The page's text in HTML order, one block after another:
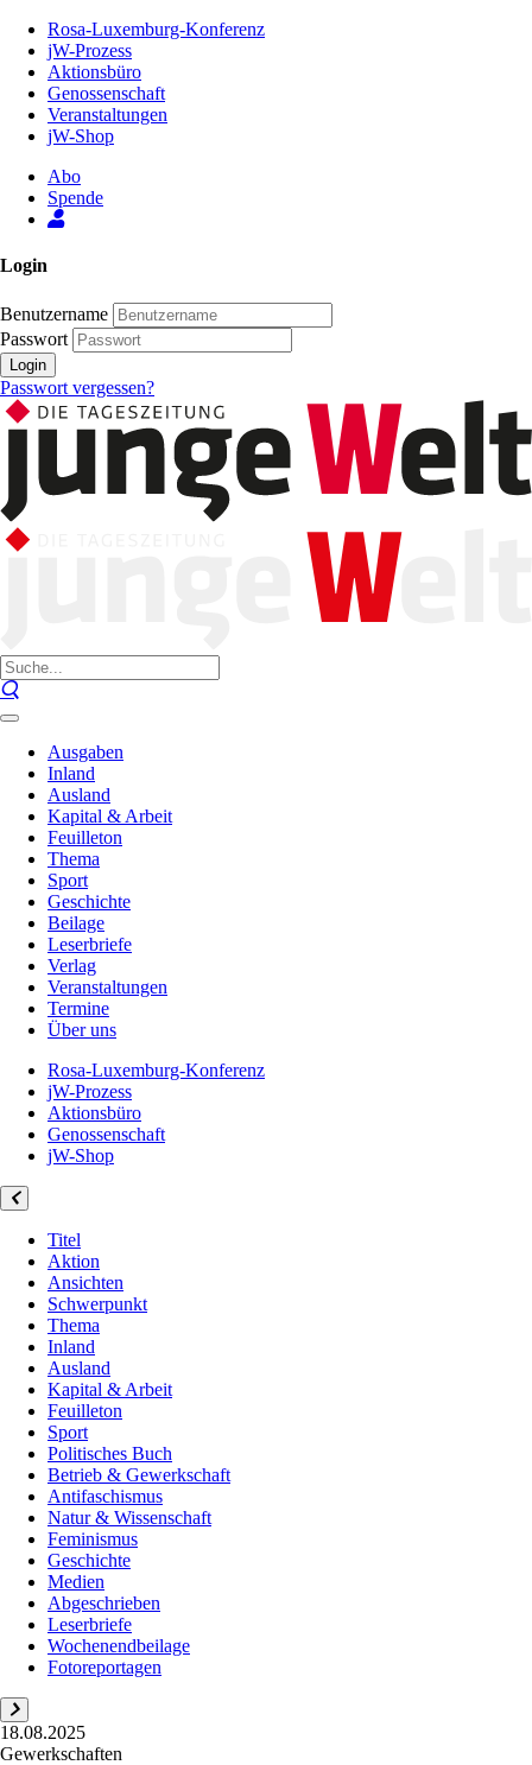
Inhalt
Seite
Rosa-Luxemburg-Konferenz
jW-Prozess
Aktionsbüro
Genossenschaft
Veranstaltungen
jW-Shop
Abo
Spende
Login
Benutzername
Passwort
Login
Passwort vergessen?
Ausgaben
Inland
Ausland
Kapital & Arbeit
Feuilleton
Thema
Sport
Geschichte
Beilage
Leserbriefe
Verlag
Veranstaltungen
Termine
Über uns
Rosa-Luxemburg-Konferenz
jW-Prozess
Aktionsbüro
Genossenschaft
jW-Shop
Titel
Aktion
Ansichten
Schwerpunkt
Thema
Inland
Ausland
Kapital & Arbeit
Feuilleton
Sport
Politisches Buch
Betrieb & Gewerkschaft
Antifaschismus
Natur & Wissenschaft
Feminismus
Geschichte
Medien
Abgeschrieben
Leserbriefe
Wochenendbeilage
Fotoreportagen
18.08.2025
Gewerkschaften